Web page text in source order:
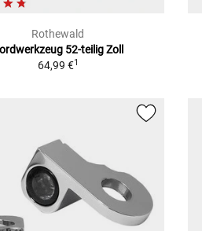
Rothewald
52-teilig Zoll
64,99 €1